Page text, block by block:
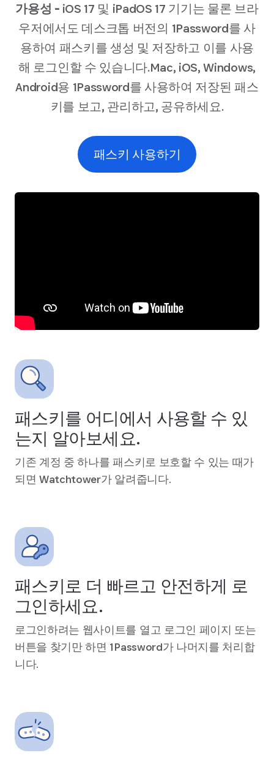
가용성 -iOS 17 및 iPadOS 17 기기는 물론 브라
우저에서도 데스크톱 버전의 1Password를 사
용하여 패스키를 생성 및 저장하고 이를 사용
해 로그인할 수 있습니다.Mac, iOS, Windows,
Android용 1Password를 사용하여 저장된 패스
키를 보고, 관리하고, 공유하세요.
패스키 사용하기
패스키를 어디에서 사용할 수 있
는지 알아보세요.
기존 계정 중 하나를 패스키로 보호할 수 있는 때가
되면 Watchtower가 알려줍니다.
패스키로 더 빠르고 안전하게 로
그인하세요.
로그인하려는 웹사이트를 열고 로그인 페이지 또는
버튼을 찾기만 하면 1Password가 나머지를 처리합
니다.